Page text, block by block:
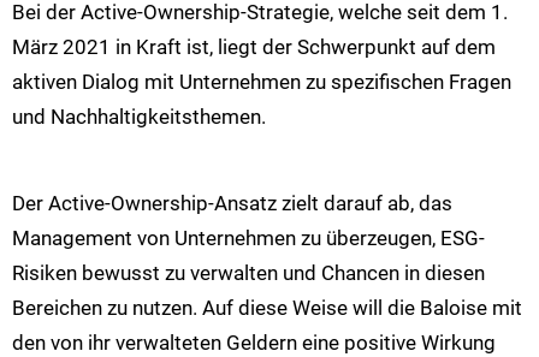
Bei der Active-Ownership-Strategie, welche seit dem 1.
März 2021 in Kraft ist, liegt der Schwerpunkt auf dem
aktiven Dialog mit Unternehmen zu spezifischen Fragen
und Nachhaltigkeitsthemen.
Der Active-Ownership-Ansatz zielt darauf ab, das
Management von Unternehmen zu überzeugen, ESG-
Risiken bewusst zu verwalten und Chancen in diesen
Bereichen zu nutzen. Auf diese Weise will die Baloise mit
den von ihr verwalteten Geldern eine positive Wirkung